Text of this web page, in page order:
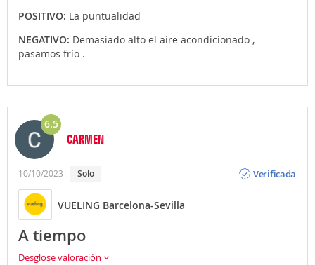
POSITIVO: La puntualidad
NEGATIVO: Demasiado alto el aire acondicionado ,
pasamos frío .
6.5
CARMEN
10/10/2023 solo
Verificada
VUELING Barcelona-Sevilla
A tiempo
Desglose valoración